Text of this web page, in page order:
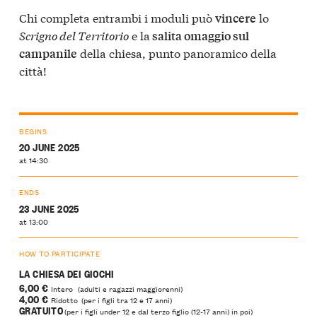
Chi completa entrambi i moduli puòvincere lo
Scrigno del Territorioe la salita omaggio sul
campanile della chiesa, punto panoramico della
città!
BEGINS
20 JUNE 2025
at 14:30
ENDS
23 JUNE 2025
at 13:00
HOW TO PARTICIPATE
LA CHIESA DEI GIOCHI
6,00 € Intero (adulti e ragazzi maggiorenni)
4,00 € Ridotto (per i figli tra 12 e 17 anni)
GRATUITO(per i figli under 12 e dal terzo figlio (12-17 anni) in poi)